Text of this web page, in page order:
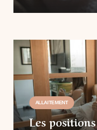
ALLAITEMENT
Les